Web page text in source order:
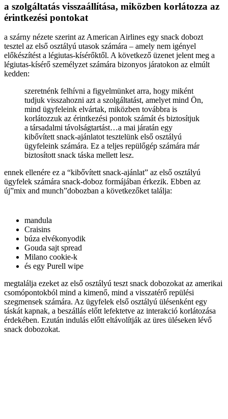
a szolgáltatás visszaállítása, miközben korlátozza az
érintkezési pontokat
a szárny nézete szerint az American Airlines egy snack dobozt
tesztel az első osztályú utasok számára – amely nem igényel
előkészítést a légiutas-kísérőktől. A következő üzenet jelent meg a
légiutas-kísérő személyzet számára bizonyos járatokon az elmúlt
kedden:
szeretnénk felhívni a figyelmünket arra, hogy miként
tudjuk visszahozni azt a szolgáltatást, amelyet mind Ön,
mind ügyfeleink elvártak, miközben továbbra is
korlátozzuk az érintkezési pontok számát és biztosítjuk
a társadalmi távolságtartást…a mai járatán egy
kibővített snack-ajánlatot tesztelünk első osztályú
ügyfeleink számára. Ez a teljes repülőgép számára már
biztosított snack táska mellett lesz.
ennek ellenére ez a “kibővített snack-ajánlat” az első osztályú
ügyfelek számára snack-doboz formájában érkezik. Ebben az
új”mix and munch”dobozban a következőket találja:
mandula
Craisins
búza elvékonyodik
Gouda sajt spread
Milano cookie-k
és egy Purell wipe
megtalálja ezeket az első osztályú teszt snack dobozokat az amerikai
csomópontokból mind a kimenő, mind a visszatérő repülési
szegmensek számára. Az ügyfelek első osztályú ülésenként egy
táskát kapnak, a beszállás előtt lefektetve az interakció korlátozása
érdekében. Ezután indulás előtt eltávolítják az üres üléseken lévő
snack dobozokat.